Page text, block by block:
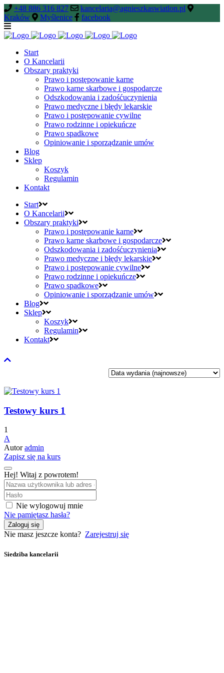
+48 886 316 827
kancelaria@agnieszkaswiatlon.pl
Kraków
Myślenice facebook
Start
O Kancelarii
Obszary praktyki
Prawo i postępowanie karne
Prawo karne skarbowe i gospodarcze
Odszkodowania i zadośćuczynienia
Prawo medyczne i błędy lekarskie
Prawo i postępowanie cywilne
Prawo rodzinne i opiekuńcze
Prawo spadkowe
Opiniowanie i sporządzanie umów
Blog
Sklep
Koszyk
Regulamin
Kontakt
Start
O Kancelarii
Obszary praktyki
Prawo i postępowanie karne
Prawo karne skarbowe i gospodarcze
Odszkodowania i zadośćuczynienia
Prawo medyczne i błędy lekarskie
Prawo i postępowanie cywilne
Prawo rodzinne i opiekuńcze
Prawo spadkowe
Opiniowanie i sporządzanie umów
Blog
Sklep
Koszyk
Regulamin
Kontakt
Testowy kurs 1
1
A
Autoradmin
Zapisz się na kurs
Hej! Witaj z powrotem!
Nie wylogowuj mnie
Nie pamiętasz hasła?
Zaloguj się
Nie masz jeszcze konta? Zarejestruj się
Siedziba kancelarii